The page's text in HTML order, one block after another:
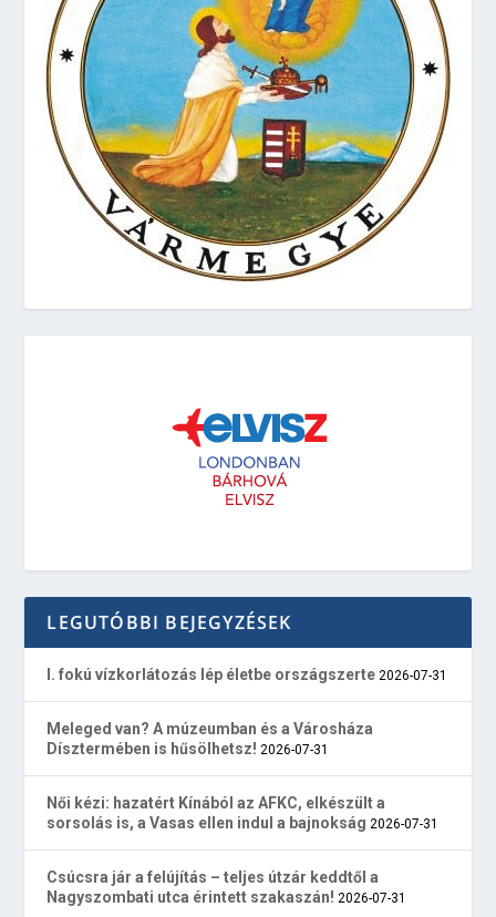
LEGUTÓBBI BEJEGYZÉSEK
I. fokú vízkorlátozás lép életbe országszerte 2026-07-31
Meleged van? A múzeumban és a Városháza
Dísztermében is hűsölhetsz! 2026-07-31
Női kézi: hazatért Kínából az AFKC, elkészült a
sorsolás is, a Vasas ellen indul a bajnokság 2026-07-31
Csúcsra jár a felújítás – teljes útzár keddtől a
Nagyszombati utca érintett szakaszán! 2026-07-31